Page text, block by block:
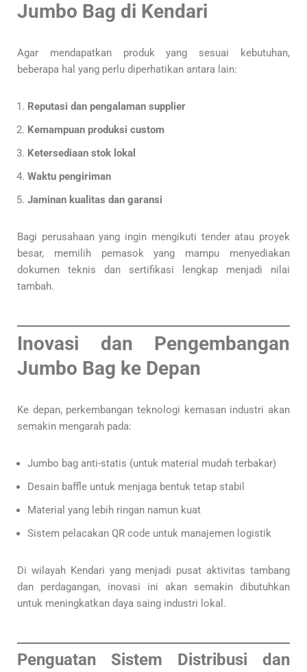
Jumbo Bag di Kendari
Agar mendapatkan produk yang sesuai kebutuhan,
beberapa hal yang perlu diperhatikan antara lain:
Reputasi dan pengalaman supplier
Kemampuan produksi custom
Ketersediaan stok lokal
Waktu pengiriman
Jaminan kualitas dan garansi
Bagi perusahaan yang ingin mengikuti tender atau proyek
besar, memilih pemasok yang mampu menyediakan
dokumen teknis dan sertifikasi lengkap menjadi nilai
tambah.
Inovasi dan Pengembangan
Jumbo Bag ke Depan
Ke depan, perkembangan teknologi kemasan industri akan
semakin mengarah pada:
Jumbo bag anti-statis (untuk material mudah terbakar)
Desain baffle untuk menjaga bentuk tetap stabil
Material yang lebih ringan namun kuat
Sistem pelacakan QR code untuk manajemen logistik
Di wilayah Kendari yang menjadi pusat aktivitas tambang
dan perdagangan, inovasi ini akan semakin dibutuhkan
untuk meningkatkan daya saing industri lokal.
Penguatan Sistem Distribusi dan